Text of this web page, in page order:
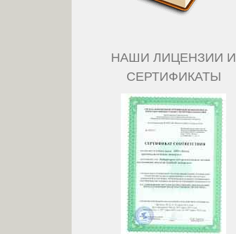
НАШИ ЛИЦЕНЗИИ И
СЕРТИФИКАТЫ